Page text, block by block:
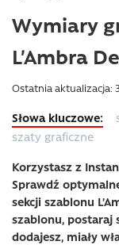
Wymiary
L’Ambra
Ostatnia aktualizacja:
szaty graficzne
Korzystasz z
Sprawdź
sekcji szablonu
szablonu, postaraj
dodajesz, miały